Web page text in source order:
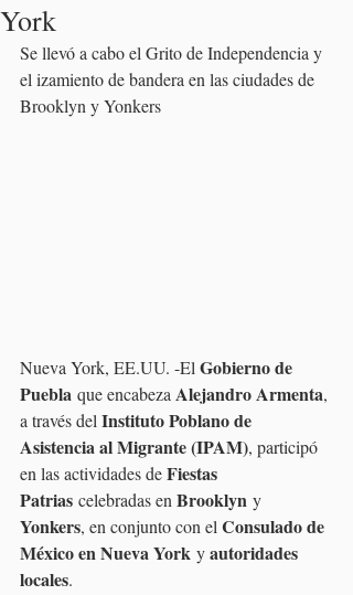
York
Se llevó a cabo el Grito de Independencia y
el izamiento de bandera en las ciudades de
Brooklyn y Yonkers
Nueva York, EE.UU. -El Gobierno de
Puebla que encabeza Alejandro Armenta,
a través del Instituto Poblano de
Asistencia al Migrante (IPAM), participó
en las actividades de Fiestas
Patrias celebradas en Brooklyn y
Yonkers, en conjunto con el Consulado de
México en Nueva York y autoridades
locales.